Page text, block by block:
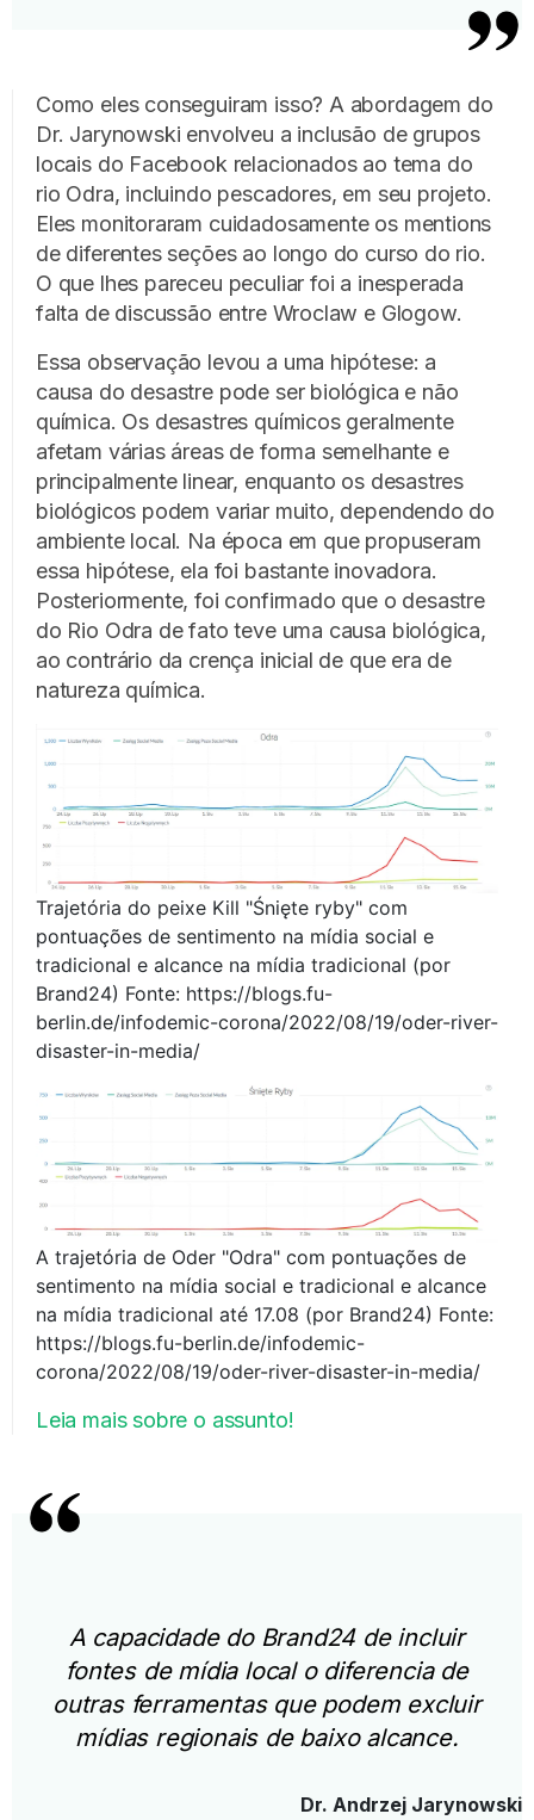
Como eles conseguiram isso? A abordagem do
Dr. Jarynowski envolveu a inclusão de grupos
locais do Facebook relacionados ao tema do
rio Odra, incluindo pescadores, em seu projeto.
Eles monitoraram cuidadosamente os mentions
de diferentes seções ao longo do curso do rio.
O que lhes pareceu peculiar foi a inesperada
falta de discussão entre Wroclaw e Glogow.
Essa observação levou a uma hipótese: a
causa do desastre pode ser biológica e não
química. Os desastres químicos geralmente
afetam várias áreas de forma semelhante e
principalmente linear, enquanto os desastres
biológicos podem variar muito, dependendo do
ambiente local. Na época em que propuseram
essa hipótese, ela foi bastante inovadora.
Posteriormente, foi confirmado que o desastre
do Rio Odra de fato teve uma causa biológica,
ao contrário da crença inicial de que era de
natureza química.
Trajetória do peixe Kill "Śnięte ryby" com
pontuações de sentimento na mídia social e
tradicional e alcance na mídia tradicional (por
Brand24) Fonte: https://blogs.fu-
berlin.de/infodemic-corona/2022/08/19/oder-river-
disaster-in-media/
A trajetória de Oder "Odra" com pontuações de
sentimento na mídia social e tradicional e alcance
na mídia tradicional até 17.08 (por Brand24) Fonte:
https://blogs.fu-berlin.de/infodemic-
corona/2022/08/19/oder-river-disaster-in-media/
Leia mais sobre o assunto!
A capacidade do Brand24 de incluir
fontes de mídia local o diferencia de
outras ferramentas que podem excluir
mídias regionais de baixo alcance.
Dr. Andrzej Jarynowski